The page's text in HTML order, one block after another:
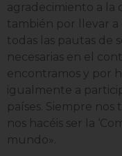
agradecimiento a la
también por llevar
todas las pautas de
necesarias en el
encontramos y por
igualmente a
países. Siempre
nos hacéis ser la
mundo».